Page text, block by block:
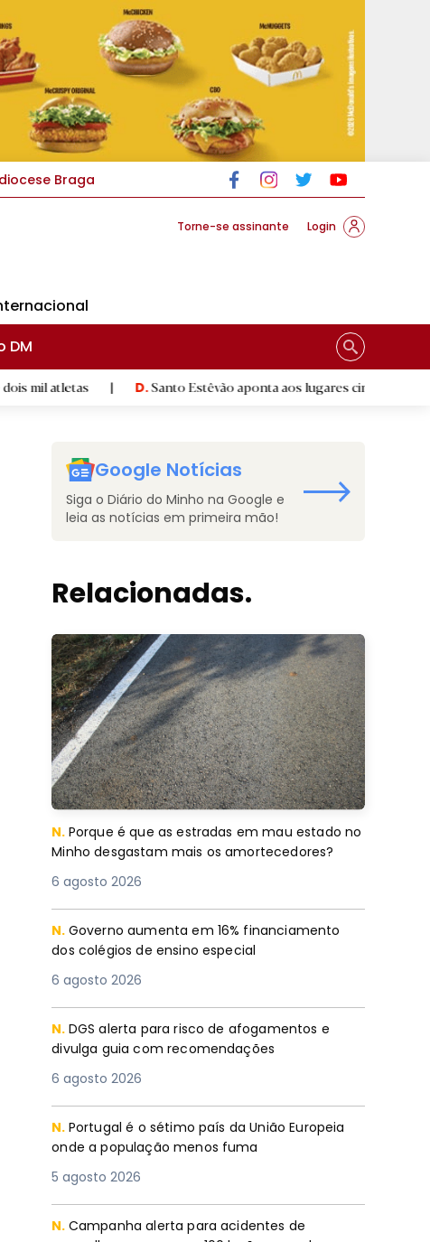
Braga
Torne-se assinante Login
DM
| D.Santo Estêvão aponta aos lugares cimeiros da Honra
Google Notícias
Siga o Diário do Minho na Google e
leia as notícias em primeira mão!
Relacionadas.
N. Porque é que as estradas em mau estado no
Minho desgastam mais os amortecedores?
6 agosto 2026
N. Governo aumenta em 16% financiamento
dos colégios de ensino especial
6 agosto 2026
N. DGS alerta para risco de afogamentos e
divulga guia com recomendações
6 agosto 2026
N. Portugal é o sétimo país da União Europeia
onde a população menos fuma
5 agosto 2026
N. Campanha alerta para acidentes de